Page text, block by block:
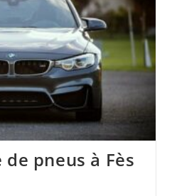
pneus à Fès